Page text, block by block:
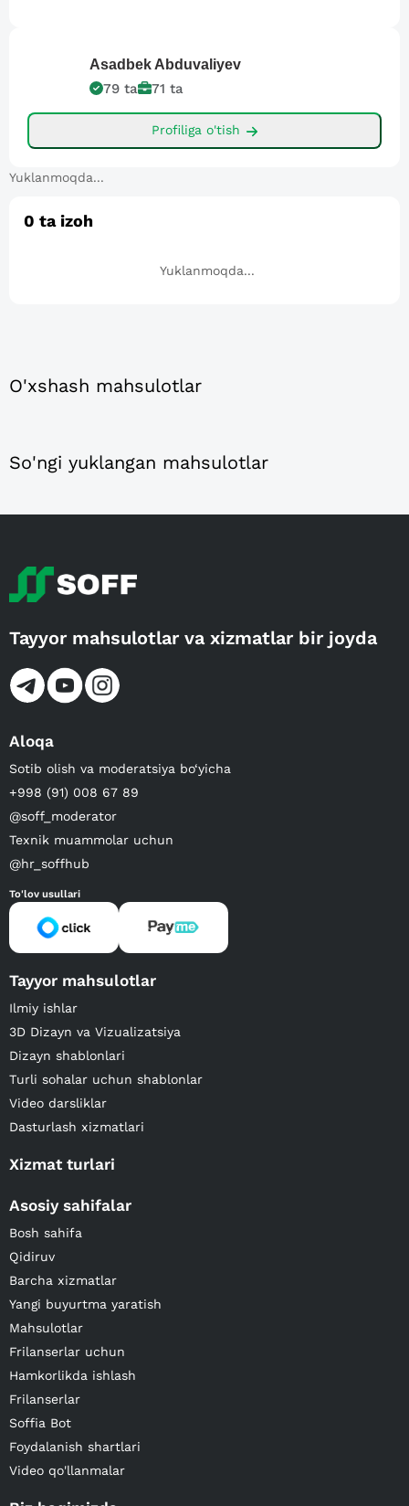
Asadbek Abduvaliyev
79 ta 71 ta
Profiliga o'tish
Yuklanmoqda...
0 ta izoh
Yuklanmoqda...
O'xshash mahsulotlar
So'ngi yuklangan mahsulotlar
Tayyor mahsulotlar va xizmatlar bir joyda
Aloqa
Sotib olish va moderatsiya bo‘yicha
+998 (91) 008 67 89
@soff_moderator
Texnik muammolar uchun
@hr_soffhub
To'lov usullari
Tayyor mahsulotlar
Ilmiy ishlar
3D Dizayn va Vizualizatsiya
Dizayn shablonlari
Turli sohalar uchun shablonlar
Video darsliklar
Dasturlash xizmatlari
Xizmat turlari
Asosiy sahifalar
Bosh sahifa
Qidiruv
Barcha xizmatlar
Yangi buyurtma yaratish
Mahsulotlar
Frilanserlar uchun
Hamkorlikda ishlash
Frilanserlar
Soffia Bot
Foydalanish shartlari
Video qo'llanmalar